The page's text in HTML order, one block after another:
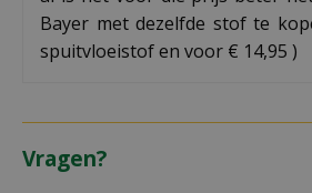
Bayer met dezelfde stof te
spuitvloeistof en voor € 14,95 )
Vragen?